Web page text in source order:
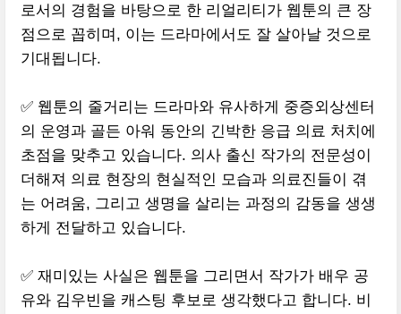
로서의 경험을 바탕으로 한 리얼리티가 웹툰의 큰 장
점으로 꼽히며, 이는 드라마에서도 잘 살아날 것으로
기대됩니다.
✅ 웹툰의 줄거리는 드라마와 유사하게 중증외상센터
의 운영과 골든 아워 동안의 긴박한 응급 의료 처치에
초점을 맞추고 있습니다. 의사 출신 작가의 전문성이
더해져 의료 현장의 현실적인 모습과 의료진들이 겪
는 어려움, 그리고 생명을 살리는 과정의 감동을 생생
하게 전달하고 있습니다.
✅ 재미있는 사실은 웹툰을 그리면서 작가가 배우 공
유와 김우빈을 캐스팅 후보로 생각했다고 합니다. 비